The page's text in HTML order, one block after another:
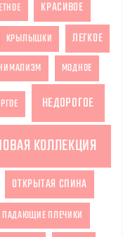
КРАСИВОЕ
КРЫЛЫШКИ ЛЕГКОЕ
МОДНОЕ
НЕДОРОГОЕ
КОЛЛЕКЦИЯ
ОТКРЫТАЯ СПИНА
ПАДАЮЩИЕ ПЛЕЧИКИ